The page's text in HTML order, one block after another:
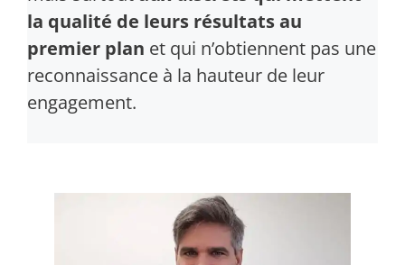
la qualité de leurs résultats au
premier plan et qui n’obtiennent pas une
reconnaissance à la hauteur de leur
engagement.